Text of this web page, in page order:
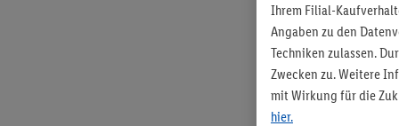
Du
richtig
oder
Ihrem Filial-
Angaben zu den
Techniken zulassen.
Zwecken zu. Weitere
mit Wirkung für die
hier.